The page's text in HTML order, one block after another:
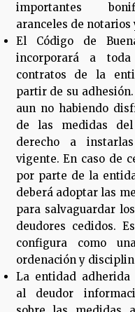
importantes
aranceles de
El Código de
incorporará a
contratos de la
partir de su
aun no habiendo
de las medidas
derecho a
vigente. En caso de
por parte de la
deberá adoptar las
para salvaguardar
deudores cedidos.
configura como
ordenación y
La entidad adherida
al deudor